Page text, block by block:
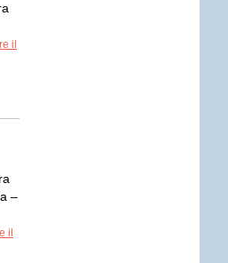
il
–
il